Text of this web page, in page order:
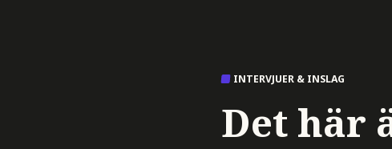
INTERVJUER & INSLAG
Det här